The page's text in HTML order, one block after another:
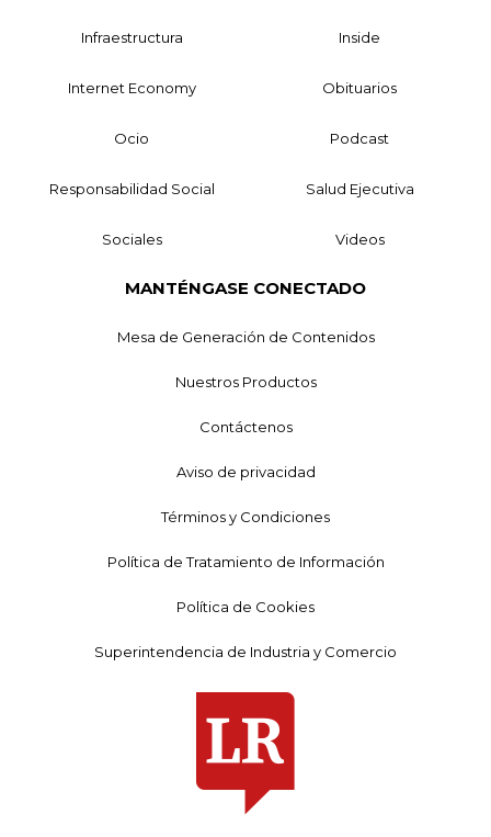
Infraestructura Inside
Internet Economy Obituarios
Ocio Podcast
Responsabilidad Social Salud Ejecutiva
Sociales Videos
MANTÉNGASE CONECTADO
Mesa de Generación de Contenidos
Nuestros Productos
Contáctenos
Aviso de privacidad
Términos y Condiciones
Política de Tratamiento de Información
Política de Cookies
Superintendencia de Industria y Comercio